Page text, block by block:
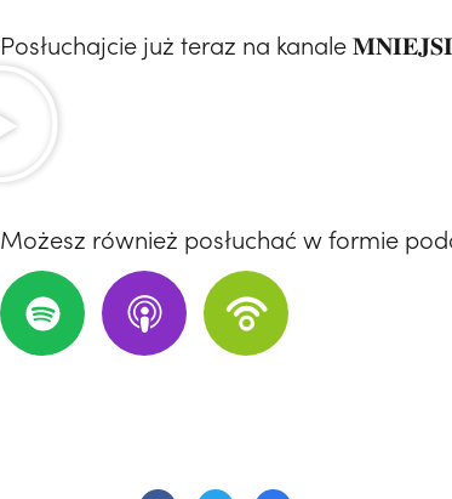
Posłuchajcie już teraz na kanale
Możesz również posłuchać w formie